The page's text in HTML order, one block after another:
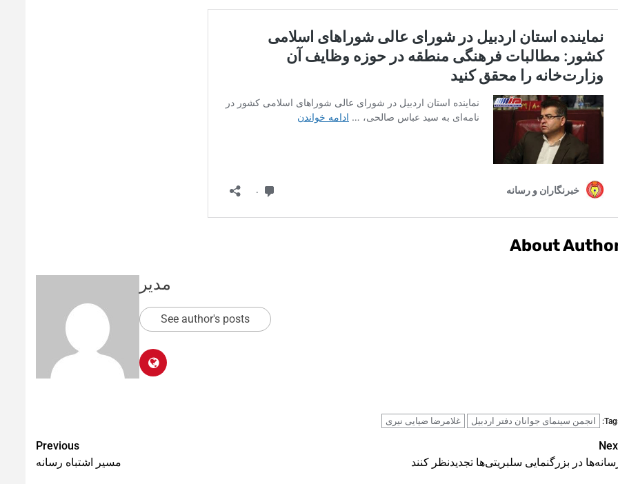
About
مدیر
See author's posts
انجمن سینمای جوانان دفتر اردبیل غلامرضا ضیایی نیری
Previous
مسیر اشتباه رسانه
در بزرگنمایی سلبریتی‌ها تجدیدنظر کنند